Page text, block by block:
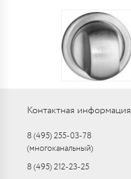
Контактная информация
8 (495) 255-03-78
(многоканальный)
8 (495) 212-23-25